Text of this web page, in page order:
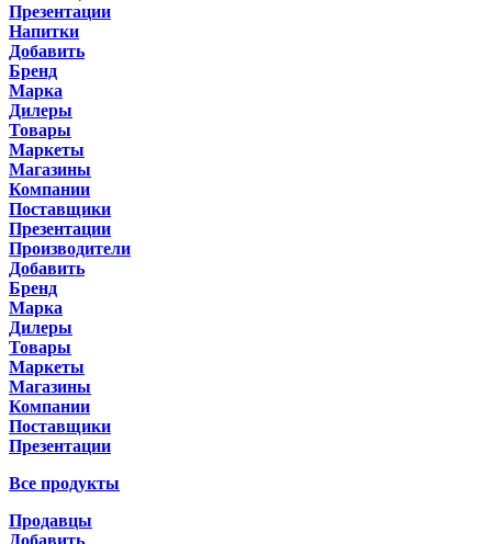
Презентации
Напитки
Добавить
Бренд
Марка
Дилеры
Товары
Маркеты
Магазины
Компании
Поставщики
Презентации
Производители
Добавить
Бренд
Марка
Дилеры
Товары
Маркеты
Магазины
Компании
Поставщики
Презентации
Все продукты
Продавцы
Добавить